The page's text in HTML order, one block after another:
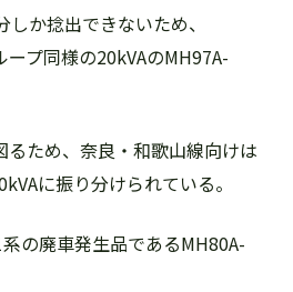
か捻出できないため、
プ同様の20kVAのMH97A-
ため、奈良・和歌山線向けは
に振り分けられている。
の廃車発生品であるMH80A-